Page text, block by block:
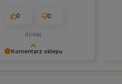
Komentarz sklepu
Cieszymy się, że nasz
0 0
dzisiaj